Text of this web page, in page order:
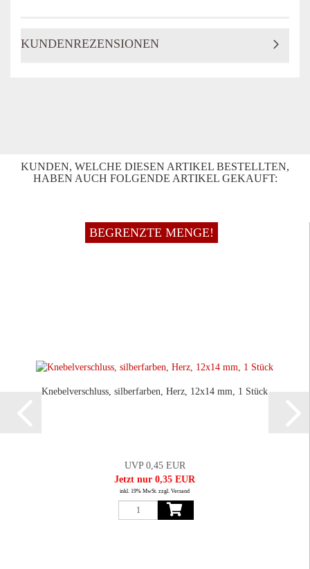
KUNDENREZENSIONEN
KUNDEN, WELCHE DIESEN ARTIKEL BESTELLTEN,
HABEN AUCH FOLGENDE ARTIKEL GEKAUFT:
BEGRENZTE MENGE!
Knebelverschluss, silberfarben, Herz, 12x14 mm, 1 Stück
UVP 0,45 EUR
Jetzt nur 0,35 EUR
inkl. 19% MwSt. zzgl. Versand